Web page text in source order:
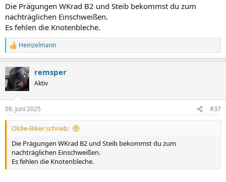
Die Prägungen WKrad B2 und Steib bekommst du zum
nachträglichen Einschweißen.
Es fehlen die Knotenbleche.
R
e
k
t
i
e
n
Heinzelmann
remsper
Aktiv
08. Juni 2025 #37
Oldie-Biker schrieb:
Die Prägungen WKrad B2 und Steib bekommst du zum
nachträglichen Einschweißen.
Es fehlen die Knotenbleche.